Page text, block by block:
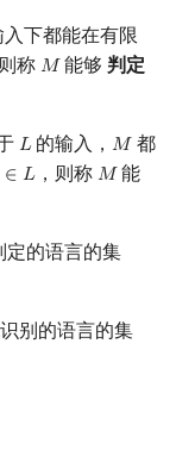
下都能在有限
称 𝑀
M 能够 判定
𝐿
L的输入，𝑀
M 都
∈ 𝐿，则称 𝑀
M 能
定的语言的集
别的语言的集